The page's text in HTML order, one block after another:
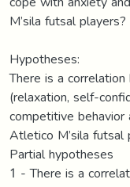
M’sila futsal players?
Hypotheses:
There is a
(relaxation, self-
competitive behavior
Atletico M’sila futsal
Partial hypotheses
1 - There is a